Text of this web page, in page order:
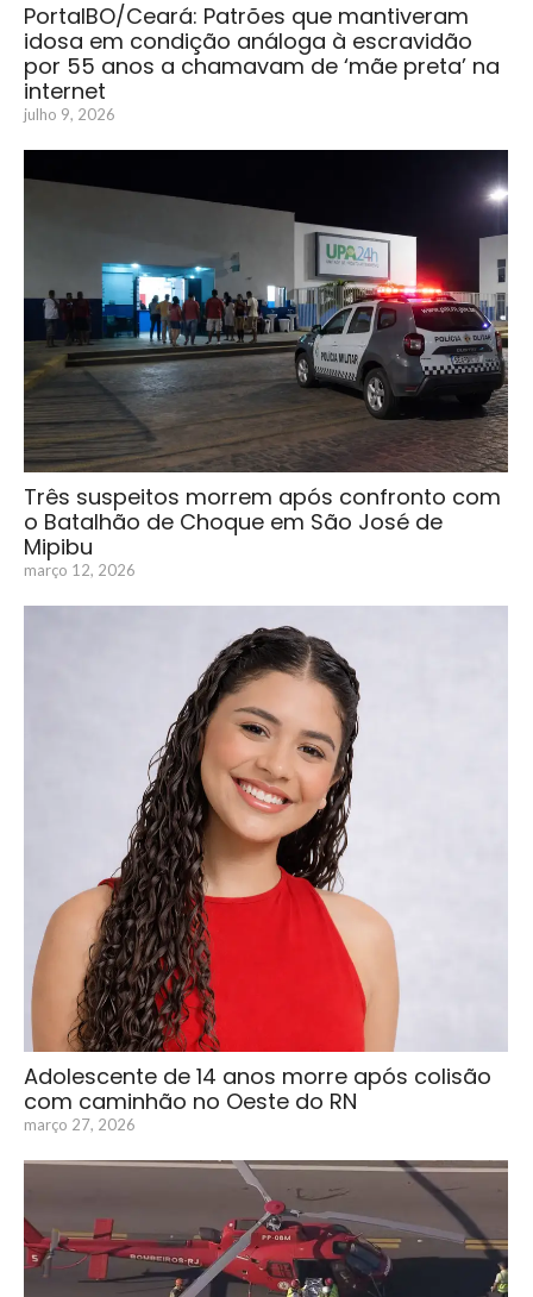
PortalBO/Ceará: Patrões que mantiveram
idosa em condição análoga à escravidão
por 55 anos a chamavam de ‘mãe preta’ na
internet
julho 9, 2026
Três suspeitos morrem após confronto com
o Batalhão de Choque em São José de
Mipibu
março 12, 2026
Adolescente de 14 anos morre após colisão
com caminhão no Oeste do RN
março 27, 2026